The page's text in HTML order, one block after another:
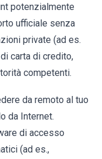
potenzialmente
ufficiale senza
private (ad es.
carta di credito,
competenti.
da remoto al tuo
da Internet.
di accesso
(ad es.,